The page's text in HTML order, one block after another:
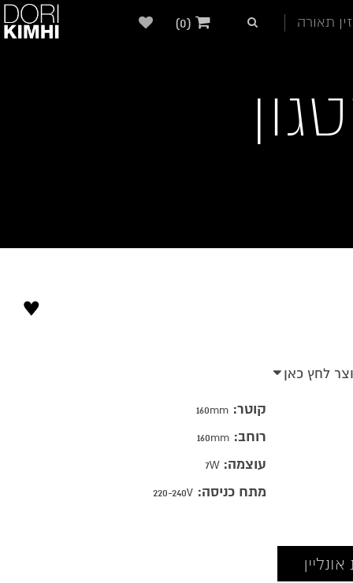
תאורה (0)
♥
לחץ כאן
קוטר: 160mm
רוחב: 160mm
עוצמה: 7W
מתח כניסה: 220-240V